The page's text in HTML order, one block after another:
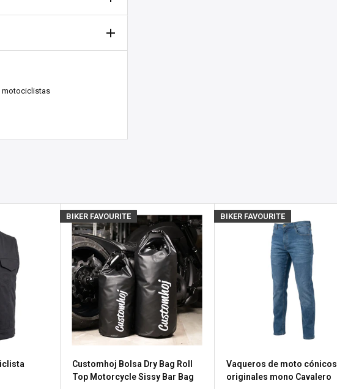
Suecia. ¡Nos
para obtener
el estado de stock se
porque necesitas
de envío de
motociclistas
BIKER FAVOURITE
Customhoj Bolsa Dry Bag Roll
Top Motorcycle Sissy Bar Bag
BIKER FAVOURITE
Vaqueros de moto cónicos
originales mono Cavalero